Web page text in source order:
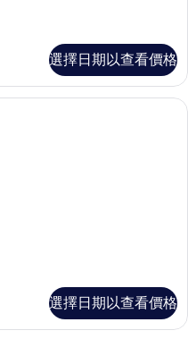
選擇日期以查看價格
華客房, 非吸煙房 (4) | 書桌、筆電
選擇日期以查看價格